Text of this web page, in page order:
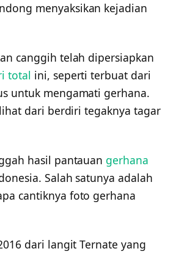
menyaksikan kejadian
canggih telah dipersiapkan
total ini, seperti terbuat dari
untuk mengamati gerhana.
dari berdiri tegaknya tagar
hasil pantauan gerhana
Salah satunya adalah
cantiknya foto gerhana
dari langit Ternate yang